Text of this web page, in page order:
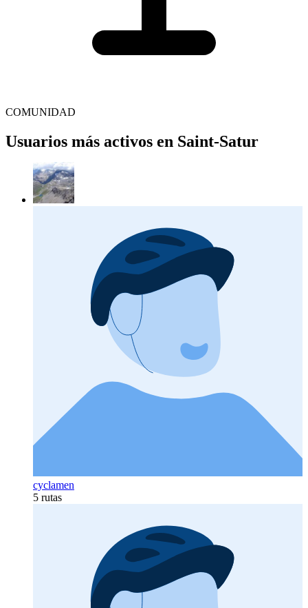
COMUNIDAD
Usuarios más activos en Saint-Satur
cyclamen
5 rutas